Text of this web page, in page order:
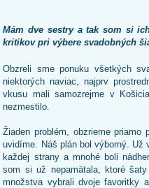
Mám dve sestry a tak som si
kritikov pri výbere svadobných
Obzreli sme ponuku všetkých
niektorých naviac, najprv
vkusu mali samozrejme v
nezmestilo.
Žiaden problém, obzrieme
uvidíme. Náš plán bol výborný. Už
každej strany a mnohé boli
som si už nepamätala, ktoré
množstva vybrali dvoje favoritky